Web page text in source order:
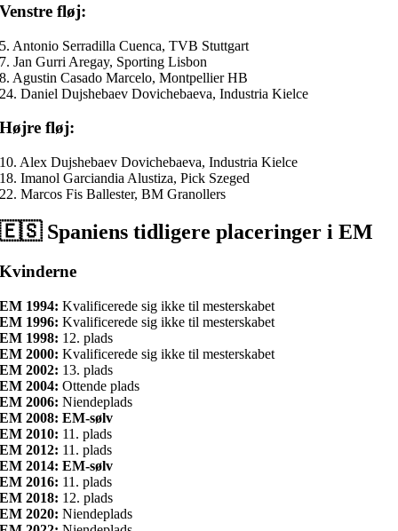
Venstre fløj:
5. Antonio Serradilla Cuenca, TVB Stuttgart
7. Jan Gurri Aregay, Sporting Lisbon
8. Agustin Casado Marcelo, Montpellier HB
24. Daniel Dujshebaev Dovichebaeva, Industria Kielce
Højre fløj:
10. Alex Dujshebaev Dovichebaeva, Industria Kielce
18. Imanol Garciandia Alustiza, Pick Szeged
22. Marcos Fis Ballester, BM Granollers
🇪🇸 Spaniens tidligere placeringer i EM
Kvinderne
EM 1994: Kvalificerede sig ikke til mesterskabet
EM 1996: Kvalificerede sig ikke til mesterskabet
EM 1998: 12. plads
EM 2000: Kvalificerede sig ikke til mesterskabet
EM 2002: 13. plads
EM 2004: Ottende plads
EM 2006: Niendeplads
EM 2008: EM-sølv
EM 2010: 11. plads
EM 2012: 11. plads
EM 2014: EM-sølv
EM 2016: 11. plads
EM 2018: 12. plads
EM 2020: Niendeplads